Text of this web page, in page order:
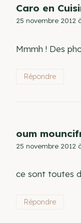
Caro en
25 novembre 2012
Mmmh ! Des
Répondre
oum
25 novembre 2012
ce sont toutes
Répondre